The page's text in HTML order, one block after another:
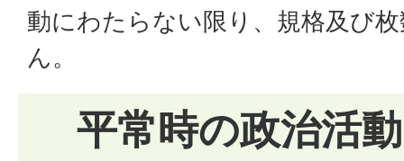
動にわたらない限り、規格及び
ん。
平常時の政治活